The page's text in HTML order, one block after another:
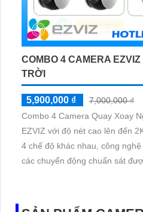
COMBO 4 CAMERA EZVIZ
TRỜI
5,900,000 ₫
7,000,000 ₫
Combo 4 Camera Quay Xoay
EZVIZ với độ nét cao lên đến
4 chế độ khác nhau, công
các chuyển động chuẩn sát